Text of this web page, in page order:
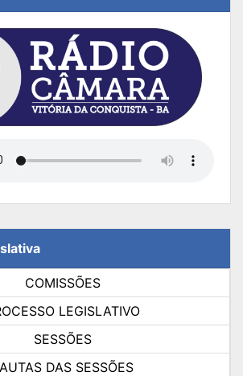
COMISSÕES
LEGISLATIVO
SESSÕES
DAS SESSÕES